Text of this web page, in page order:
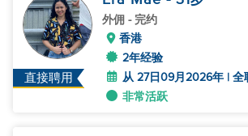
直接聘用
外佣 - 完约
香港
2年经验
从 27日09月2026年 | 全
非常活跃